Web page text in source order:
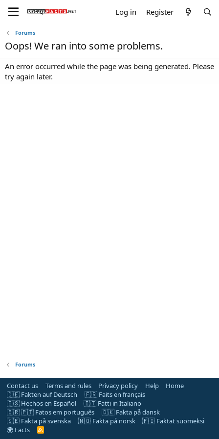
Log in Register
Forums
Oops! We ran into some problems.
An error occurred while the page was being generated. Please
try again later.
Forums
Contact us Terms and rules Privacy policy Help
Home
🇩🇪 Fakten auf Deutsch
🇫🇷 Faits en français
🇪🇸 Hechos en Español
🇮🇹 Fatti in Italiano
🇧🇷 🇵🇹 Fatos em português
🇩🇰 Fakta på dansk
🇸🇪 Fakta på svenska
🇳🇴 Fakta på norsk
🇫🇮 Faktat suomeksi
🌍 Facts
R